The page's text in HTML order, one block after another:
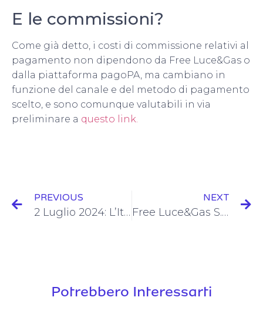
E le commissioni?
Come già detto, i costi di commissione relativi al
pagamento non dipendono da Free Luce&Gas o
dalla piattaforma pagoPA, ma cambiano in
funzione del canale e del metodo di pagamento
scelto, e sono comunque valutabili in via
preliminare a questo link.
PREVIOUS
2 Luglio 2024: L’Italia Abbraccia il Mercato Libero dell’Energia
NEXT
Free Luce&Gas S.p.A. aderisce a TURN – Urban Re-Generation: il primo distretto industriale per la sostenibilità in Italia
Potrebbero Interessarti